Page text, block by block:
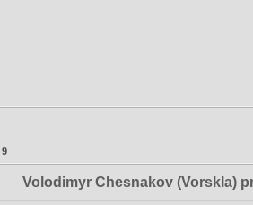
9
Volodimyr Chesnakov (Vorskla)